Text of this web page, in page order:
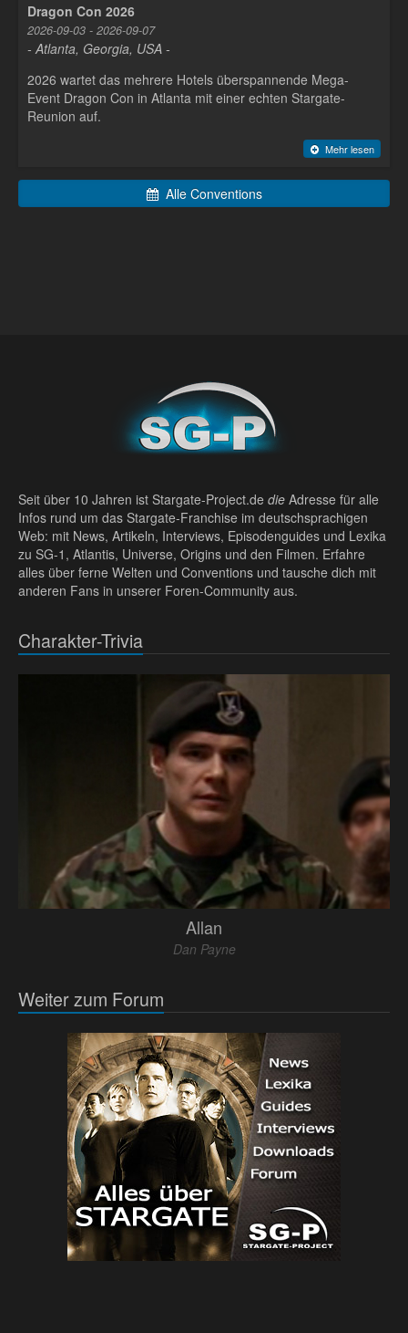
Dragon Con 2026
2026-09-03 - 2026-09-07
- Atlanta, Georgia, USA -
2026 wartet das mehrere Hotels überspannende Mega-
Event Dragon Con in Atlanta mit einer echten Stargate-
Reunion auf.
Mehr lesen
Alle Conventions
Seit über 10 Jahren ist Stargate-Project.de die Adresse für alle
Infos rund um das Stargate-Franchise im deutschsprachigen
Web: mit News, Artikeln, Interviews, Episodenguides und Lexika
zu SG-1, Atlantis, Universe, Origins und den Filmen. Erfahre
alles über ferne Welten und Conventions und tausche dich mit
anderen Fans in unserer Foren-Community aus.
Charakter-Trivia
Allan
Dan Payne
Weiter zum Forum